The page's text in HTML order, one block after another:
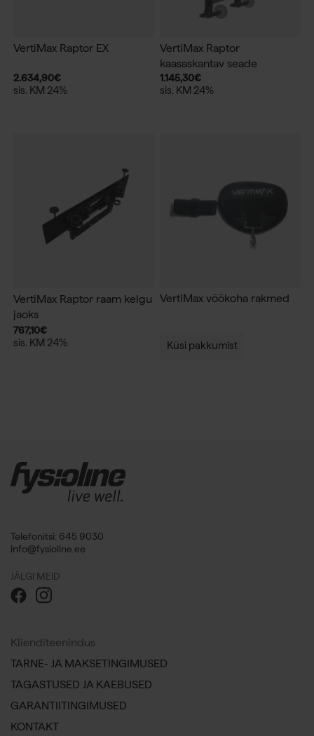
VertiMax Raptor EX
2.634,90€
sis. KM 24%
VertiMax Raptor
kaasaskantav seade
1.145,30€
sis. KM 24%
VertiMax Raptor raam kelgu
jaoks
767,10€
sis. KM 24%
VertiMax vöökoha rakmed
Küsi pakkumist
Telefonitsi: 645 9030
info@fysioline.ee
JÄLGI MEID
Klienditeenindus
TARNE- JA MAKSETINGIMUSED
TAGASTUSED JA KAEBUSED
GARANTIITINGIMUSED
KONTAKT